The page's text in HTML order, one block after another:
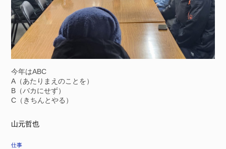
今年はABC
A（あたりまえのことを）
B（バカにせず）
C（きちんとやる）
山元哲也
仕事